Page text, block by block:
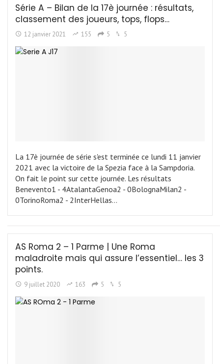
Série A – Bilan de la 17è journée : résultats,
classement des joueurs, tops, flops…
12 janvier 2021 155 5 5
La 17è journée de série s'est terminée ce lundi 11 janvier
2021 avec la victoire de la Spezia face à la Sampdoria.
On fait le point sur cette journée. Les résultats
Benevento1 - 4AtalantaGenoa2 - 0BolognaMilan2 -
0TorinoRoma2 - 2InterHellas…
AS Roma 2 – 1 Parme | Une Roma
maladroite mais qui assure l’essentiel… les 3
points.
9 juillet 2020 163 5 5